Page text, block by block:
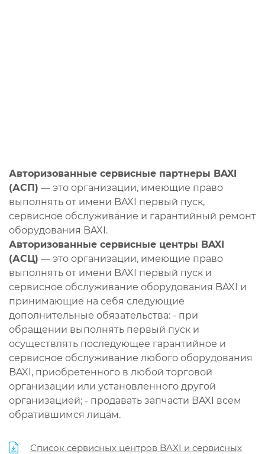
Авторизованные сервисные партнеры BAXI
(АСП) — это организации, имеющие право
выполнять от имени BAXI первый пуск,
сервисное обслуживание и гарантийный ремонт
оборудования BAXI.
Авторизованные сервисные центры BAXI
(АСЦ) — это организации, имеющие право
выполнять от имени BAXI первый пуск и
сервисное обслуживание оборудования BAXI и
принимающие на себя следующие
дополнительные обязательства: - при
обращении выполнять первый пуск и
осуществлять последующее гарантийное и
сервисное обслуживание любого оборудования
BAXI, приобретенного в любой торговой
организации или установленного другой
организацией; - продавать запчасти BAXI всем
обратившимся лицам.
Список сервисных центров BAXI и сервисных